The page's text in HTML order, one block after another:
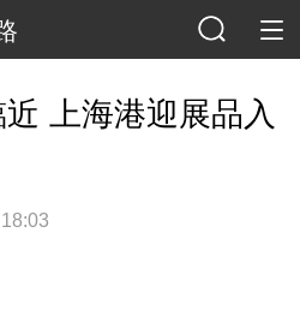
上海港迎展品入